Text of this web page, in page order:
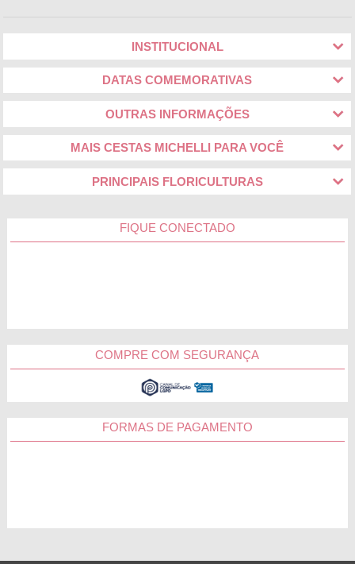
INSTITUCIONAL
DATAS COMEMORATIVAS
OUTRAS INFORMAÇÕES
MAIS CESTAS MICHELLI PARA VOCÊ
PRINCIPAIS FLORICULTURAS
FIQUE CONECTADO
COMPRE COM SEGURANÇA
FORMAS DE PAGAMENTO